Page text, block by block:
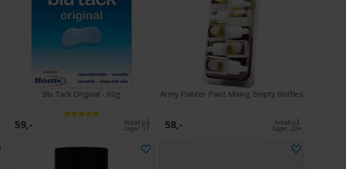
Blu Tack Original - 60g
59,- Antall på
lager: 17
Army Painter Paint Mixing Empty Bottles
58,- Antall på
lager:20+